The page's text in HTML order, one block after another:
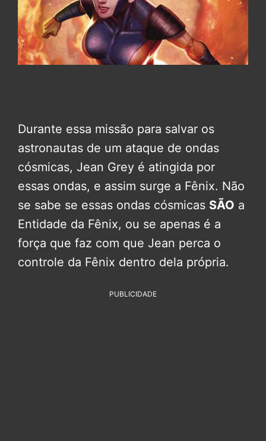
Durante essa missão para salvar os
astronautas de um ataque de ondas
cósmicas, Jean Grey é atingida por
essas ondas, e assim surge a Fênix. Não
se sabe se essas ondas cósmicas SÃO a
Entidade da Fênix, ou se apenas é a
força que faz com que Jean perca o
controle da Fênix dentro dela própria.
PUBLICIDADE